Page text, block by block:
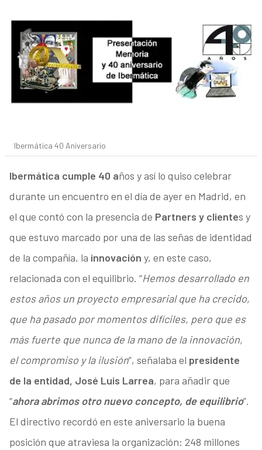
Ibermática 40 Aniversario
Ibermática cumple 40 años y así lo quiso celebrar
durante un encuentro en el día de ayer en Madrid, en
el que contó con la presencia de Partners y clientes y
que estuvo marcado por una de las señas de identidad
de la compañía, la innovación y, en este caso,
relacionada con el equilibrio. “Hemos desarrollado en
estos años un proyecto empresarial que ha crecido,
que ha pasado por momentos difíciles, pero que es
más fuerte que nunca de la mano de la innovación,
el compromiso y la ilusión”, señalaba el presidente
de la entidad, José Luis Larrea, para añadir que
“ahora abrimos otro nuevo concepto, de equilibrio”.
El directivo recordó en este aniversario la buena
posición que atraviesa la organización: 248 millones